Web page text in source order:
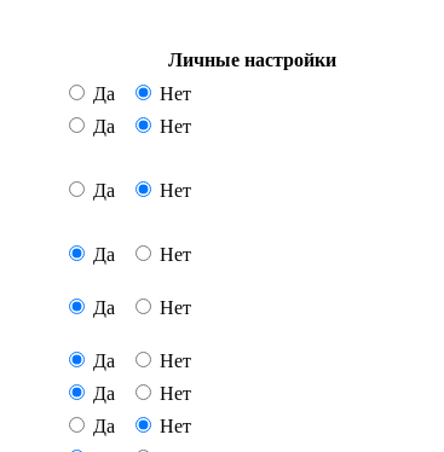
Личные настройки
Да
Нет
Да
Нет
Да Нет
Да
Нет
Да Нет
Да
Нет
Да
Нет
Да
Нет